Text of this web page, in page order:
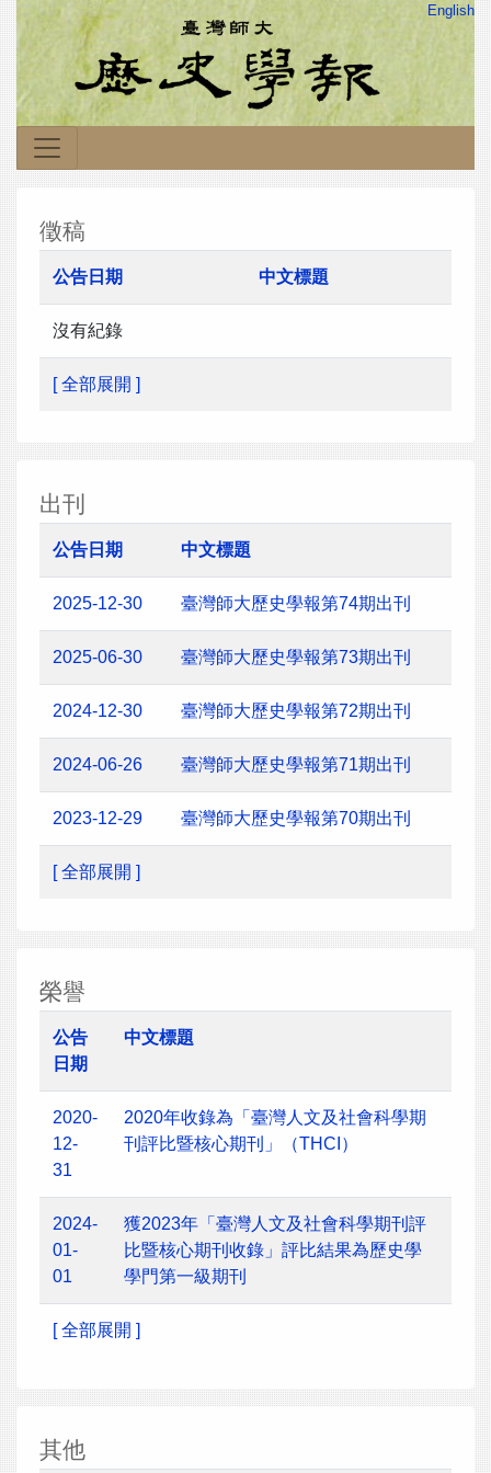
English
徵稿
公告日期 中文標題
沒有紀錄
[ 全部展開 ]
出刊
公告日期 中文標題
2025-12-30 臺灣師大歷史學報第74期出刊
2025-06-30 臺灣師大歷史學報第73期出刊
2024-12-30 臺灣師大歷史學報第72期出刊
2024-06-26 臺灣師大歷史學報第71期出刊
2023-12-29 臺灣師大歷史學報第70期出刊
[ 全部展開 ]
榮譽
公告
日期
中文標題
2020-
12-
31
2020年收錄為「臺灣人文及社會科學期
刊評比暨核心期刊」（THCI）
2024-
01-
01
獲2023年「臺灣人文及社會科學期刊評
比暨核心期刊收錄」評比結果為歷史學
學門第一級期刊
[ 全部展開 ]
其他